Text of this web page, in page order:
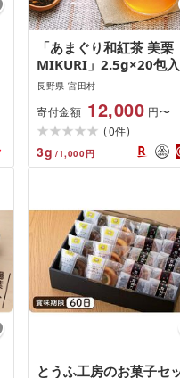
「あまぐり和紅茶 美栗
MIKURI」2.5g×20包入
くり 甘栗 飲料 お茶 紅茶
田村 長野 信州 ソフトド
ンク 人気 ギフト お祝い
レゼント 贈答 日本産 国
高級 健康 風味)
長野県 宮田村
寄付金額 12,000 円〜
(0件)
3g /1,000円
とうふ工房のお菓子セ